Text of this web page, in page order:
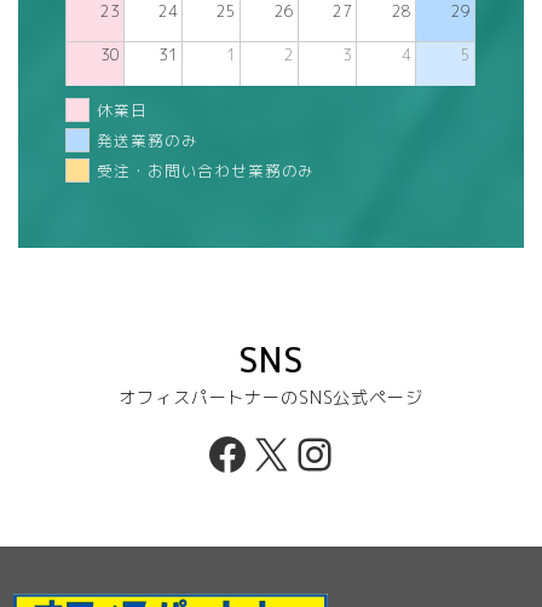
23 24 25 26 27 28 29
30 31 1 2 3 4 5
休業日
発送業務のみ
受注・お問い合わせ業務のみ
SNS
オフィスパートナーのSNS公式ページ
Facebook
X Instagram